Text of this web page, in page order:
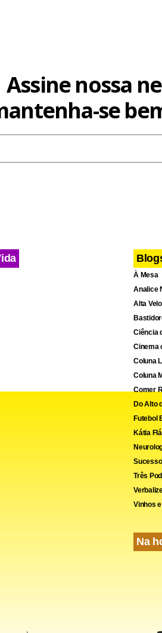
Assine nossa
se
À Mesa
Analice
Alta
Ciência
Cinema
Coluna
Coluna
Comer
Do Alto
Futebol
Kátia
Três
Vinhos
Na